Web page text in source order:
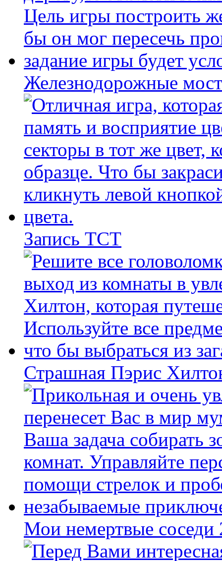
Железнодорожные
Запись ТСТ
Страшная Пэрис
Мои немертвые